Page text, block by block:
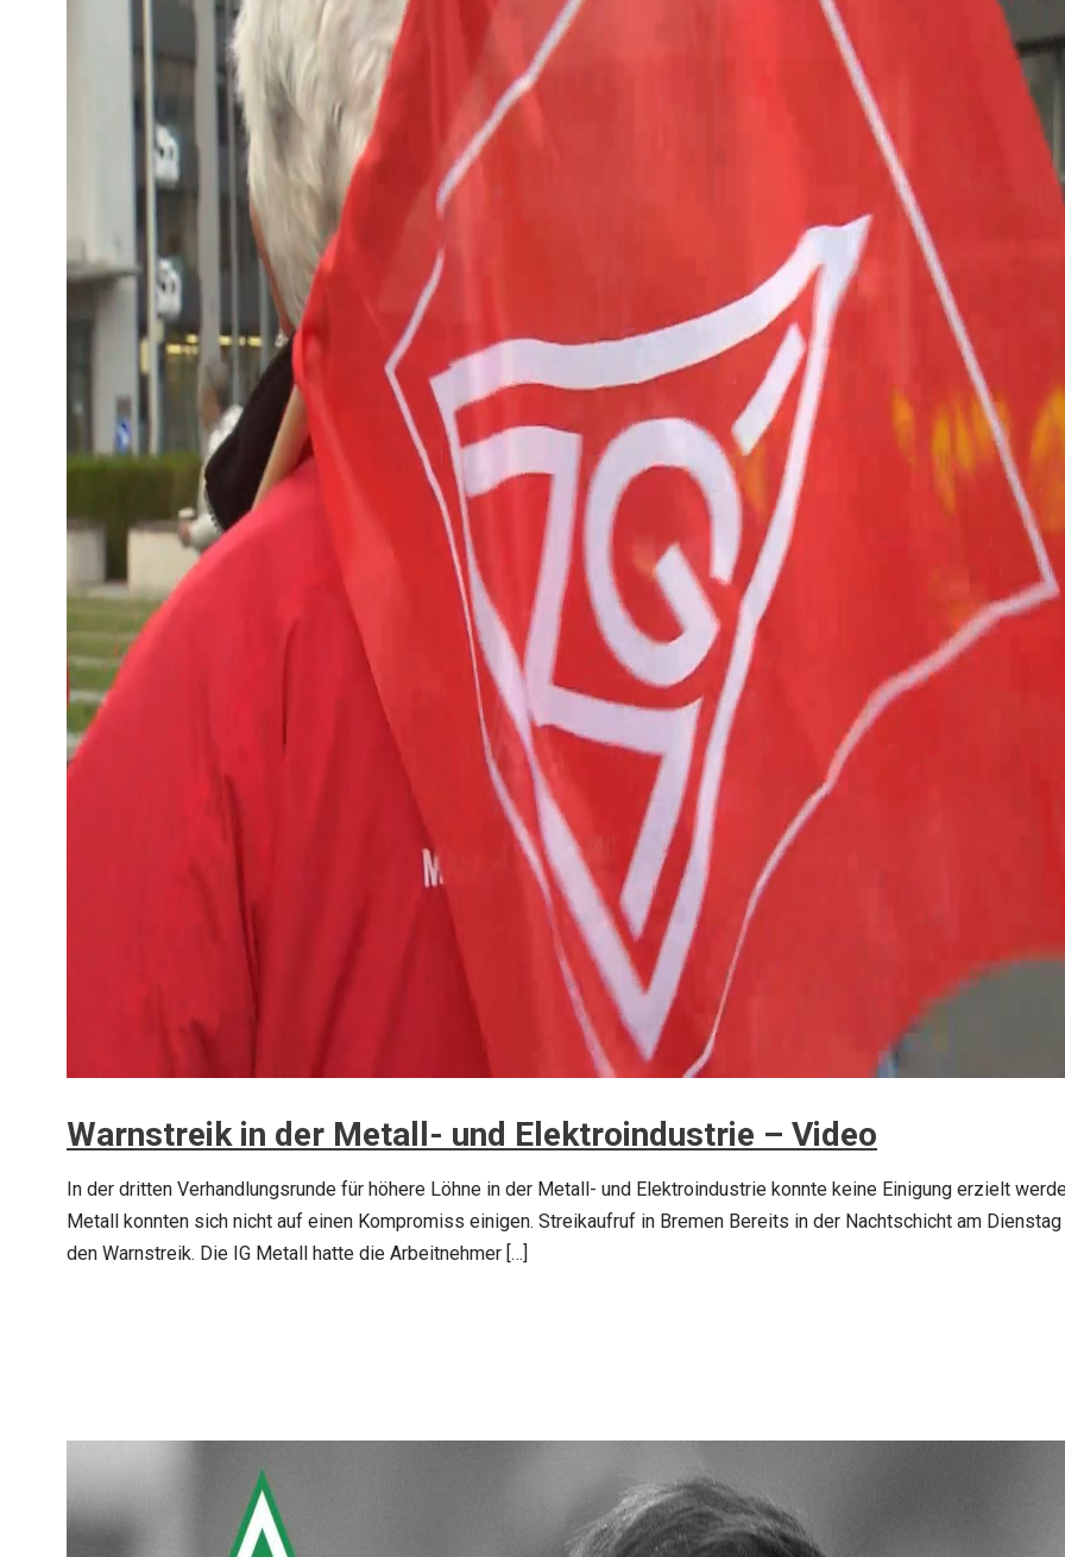
Warnstreik in der Metall- und Elektroindustrie – Video
In der dritten Verhandlungsrunde für höhere Löhne in der Metall- und Elektroindustrie konnte keine Einigung erzielt
Metall konnten sich nicht auf einen Kompromiss einigen. Streikaufruf in Bremen Bereits in der Nachtschicht am
den Warnstreik. Die IG Metall hatte die Arbeitnehmer […]